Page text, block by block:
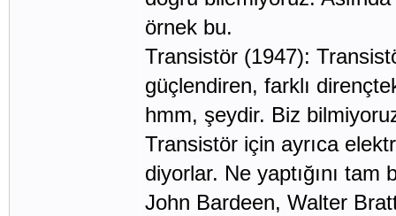
örnek bu.
Transistör (1947):
güçlendiren, farklı
hmm, şeydir. Biz
Transistör için ayrıca
diyorlar. Ne yaptığını
John Bardeen, Walter